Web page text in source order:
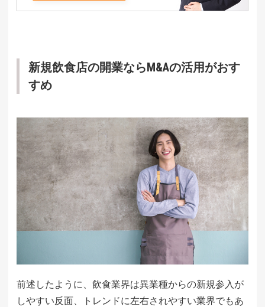
新規飲食店の開業ならM&Aの活用がおす
すめ
前述したように、飲食業界は異業種からの新規参入が
しやすい反面、トレンドに左右されやすい業界でもあ